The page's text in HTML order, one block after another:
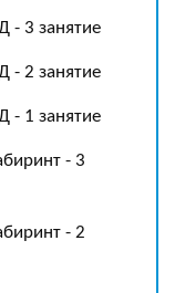
- 3 занятие
- 2 занятие
- 1 занятие
- 3
- 2